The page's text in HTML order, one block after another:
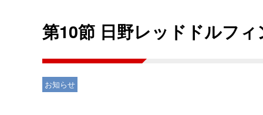
第10節 日野レッドドルフ
お知らせ